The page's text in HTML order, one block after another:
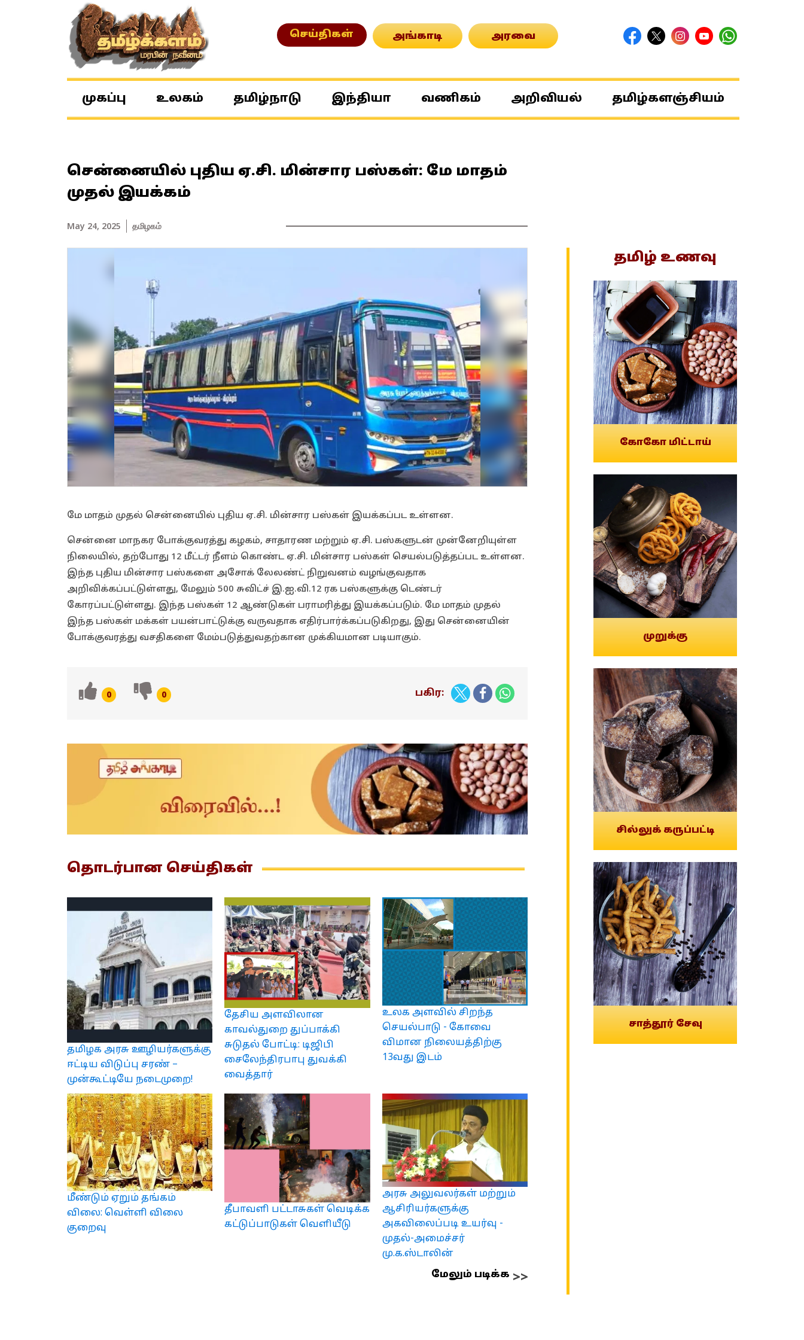
செய்திகள் அங்காடி அரவை
முகப்பு உலகம் தமிழ்நாடு இந்தியா வணிகம் அறிவியல் தமிழ்களஞ்சியம்
சென்னையில் புதிய ஏ.சி. மின்சார பஸ்கள்: மே மாதம்
முதல் இயக்கம்
May 24, 2025 தமிழகம்
மே மாதம் முதல் சென்னையில் புதிய ஏ.சி. மின்சார பஸ்கள் இயக்கப்பட உள்ளன.
சென்னை மாநகர போக்குவரத்து கழகம், சாதாரண மற்றும் ஏ.சி. பஸ்களுடன் முன்னேறியுள்ள
நிலையில், தற்போது 12 மீட்டர் நீளம் கொண்ட ஏ.சி. மின்சார பஸ்கள் செயல்படுத்தப்பட உள்ளன.
இந்த புதிய மின்சார பஸ்களை அசோக் லேலண்ட் நிறுவனம் வழங்குவதாக
அறிவிக்கப்பட்டுள்ளது, மேலும் 500 சுவிட்ச் இ.ஐ.வி.12 ரக பஸ்களுக்கு டெண்டர்
கோரப்பட்டுள்ளது. இந்த பஸ்கள் 12 ஆண்டுகள் பராமரித்து இயக்கப்படும். மே மாதம் முதல்
இந்த பஸ்கள் மக்கள் பயன்பாட்டுக்கு வருவதாக எதிர்பார்க்கப்படுகிறது, இது சென்னையின்
போக்குவரத்து வசதிகளை மேம்படுத்துவதற்கான முக்கியமான படியாகும்.
0 0 பகிர:
தொடர்பான செய்திகள்
தமிழக அரசு ஊழியர்களுக்கு
ஈட்டிய விடுப்பு சரண் –
முன்கூட்டியே நடைமுறை!
தேசிய அளவிலான
காவல்துறை துப்பாக்கி
சுடுதல் போட்டி: டிஜிபி
சைலேந்திரபாபு துவக்கி
வைத்தார்
உலக அளவில் சிறந்த
செயல்பாடு - கோவை
விமான நிலையத்திற்கு
13வது இடம்
மீண்டும் ஏறும் தங்கம்
விலை: வெள்ளி விலை
குறைவு
தீபாவளி பட்டாசுகள் வெடிக்க
கட்டுப்பாடுகள் வெளியீடு
அரசு அலுவலர்கள் மற்றும்
ஆசிரியர்களுக்கு
அகவிலைப்படி உயர்வு -
முதல்-அமைச்சர்
மு.க.ஸ்டாலின்
மேலும் படிக்க
தமிழ் உணவு
கோகோ மிட்டாய்
முறுக்கு
சில்லுக் கருப்பட்டி
சாத்தூர் சேவு